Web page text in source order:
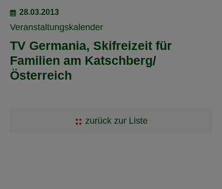
28.03.2013
Veranstaltungskalender
TV Germania, Skifreizeit für
Familien am Katschberg/
Österreich
zurück zur Liste